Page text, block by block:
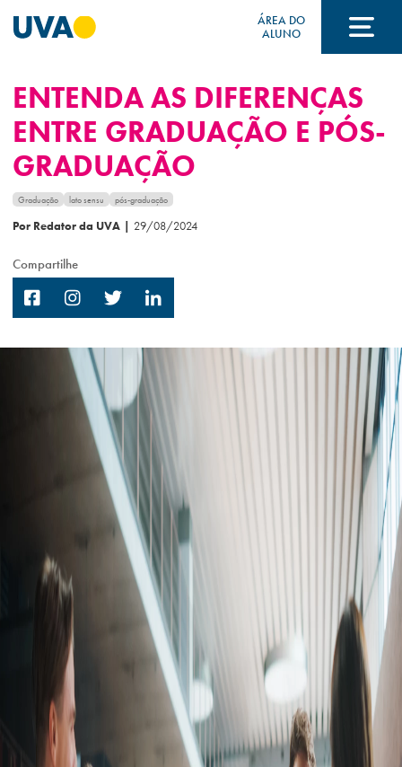
ÁREA DO
ALUNO
A UVA
CURSOS
FORMAS DE INGRESSO
FINANCIAMENTO E BOLSAS
Acontece na UVA
Campi/Unidades
Atendimento (21) 2574 8888
Conclua sua Matrícula
INSCREVA-SE SOLICITE INFORMAÇÕES
ÁREA DO ALUNO LOGIN
ENTENDA AS DIFERENÇAS
ENTRE GRADUAÇÃO E PÓS-
GRADUAÇÃO
Graduação lato sensu pós-graduação
Por Redator da UVA | 29/08/2024
Compartilhe